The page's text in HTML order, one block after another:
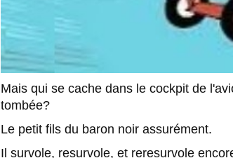
Mais qui se cache dans le cockpit de
tombée?
Le petit fils du baron noir assurément.
Il survole, resurvole, et reresurvole